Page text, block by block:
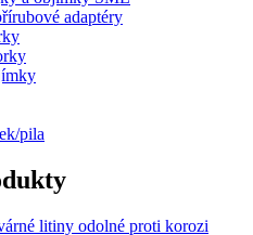
adaptéry
pila